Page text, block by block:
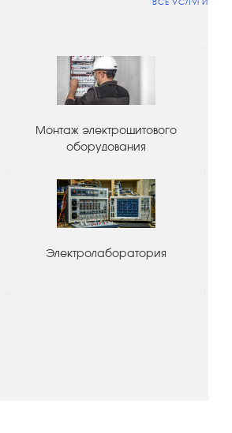
ВСЕ УСЛУГИ
Монтаж электрощитового
оборудования
Электролаборатория